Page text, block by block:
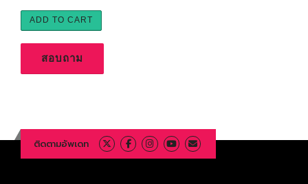
ADD TO CART
สอบถาม
ติดตามอัพเดท